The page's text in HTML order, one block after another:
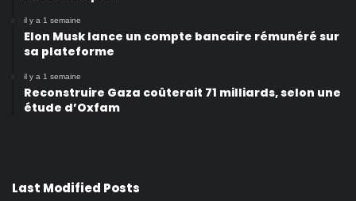
il y a 1 semaine
Elon Musk lance un compte bancaire rémunéré sur
sa plateforme
il y a 1 semaine
Reconstruire Gaza coûterait 71 milliards, selon une
étude d’Oxfam
Last Modified Posts